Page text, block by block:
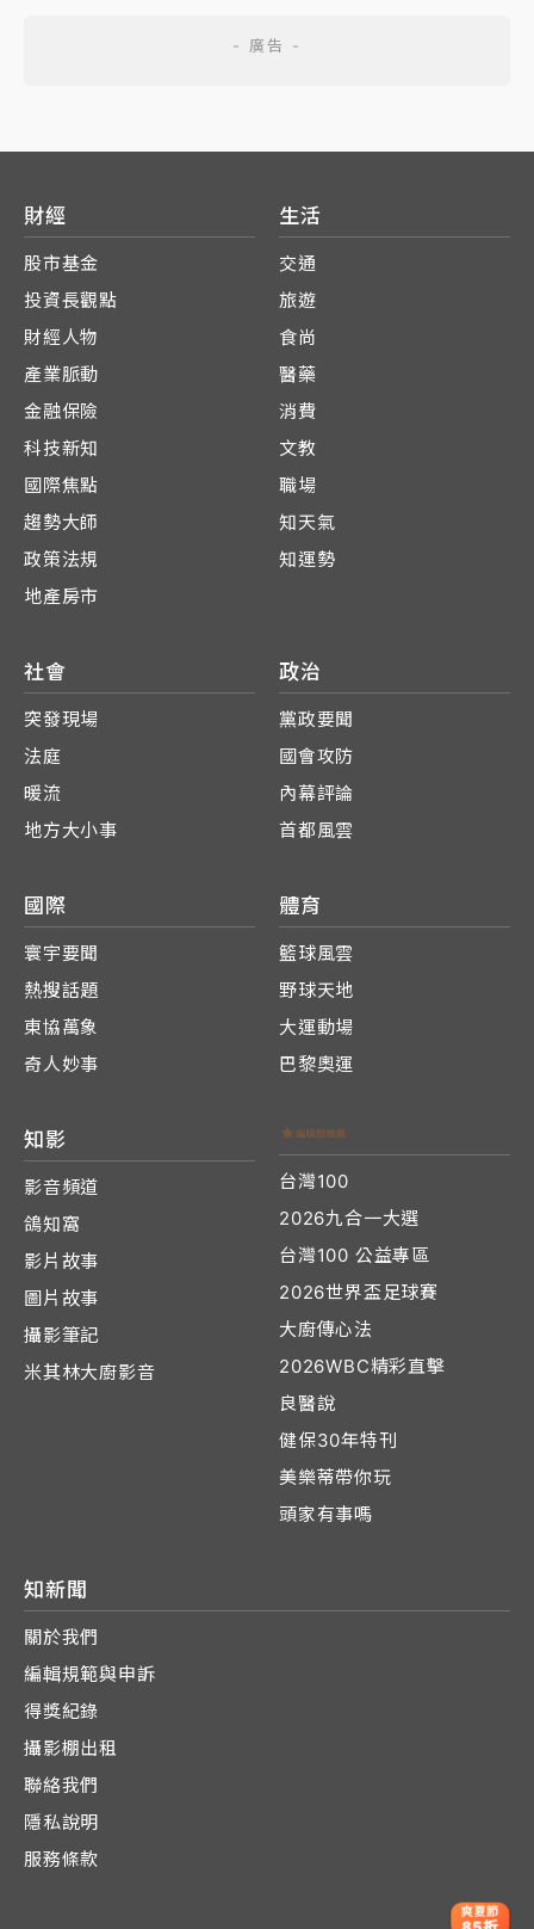
財經
股市基金
投資長觀點
財經人物
產業脈動
金融保險
科技新知
國際焦點
趨勢大師
政策法規
地產房市
生活
交通
旅遊
食尚
醫藥
消費
文教
職場
知天氣
知運勢
社會
突發現場
法庭
暖流
地方大小事
政治
黨政要聞
國會攻防
內幕評論
首都風雲
國際
寰宇要聞
熱搜話題
東協萬象
奇人妙事
體育
籃球風雲
野球天地
大運動場
巴黎奧運
知影
影音頻道
鴿知窩
影片故事
圖片故事
攝影筆記
米其林大廚影音
台灣100
2026九合一大選
台灣100 公益專區
2026世界盃足球賽
大廚傳心法
2026WBC精彩直擊
良醫說
健保30年特刊
美樂蒂帶你玩
頭家有事嗎
知新聞
關於我們
編輯規範與申訴
得獎紀錄
攝影棚出租
聯絡我們
隱私說明
服務條款
爽夏節